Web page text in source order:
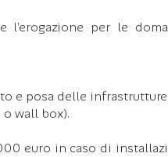
per le
e posa delle
wall box).
euro in caso di